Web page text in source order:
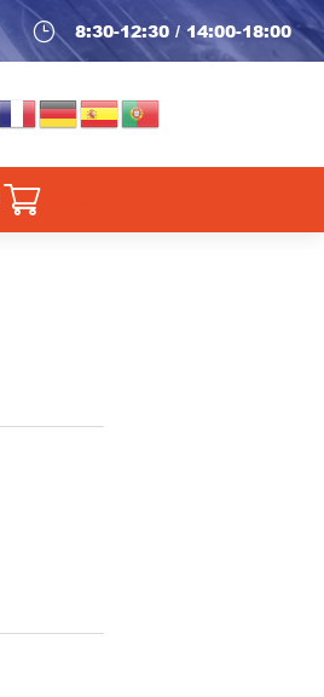
} 8:30-12:30 / 14:00-18:00